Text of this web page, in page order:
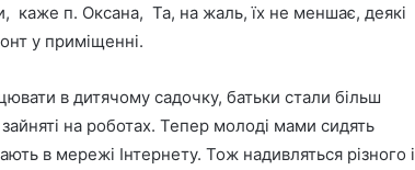
каже п. Оксана, Та, на жаль, їх не меншає, деякі
у приміщенні.
в дитячому садочку, батьки стали більш
на роботах. Тепер молоді мами сидять
в мережі Інтернету. Тож надивляться різного і